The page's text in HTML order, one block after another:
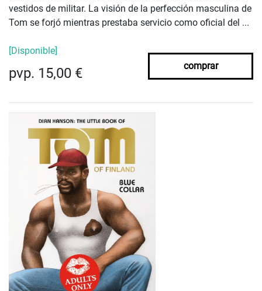
vestidos de militar. La visión de la perfección masculina de
Tom se forjó mientras prestaba servicio como oficial del ...
[Disponible]
pvp. 15,00 € comprar